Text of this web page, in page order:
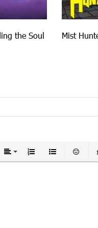
the Soul
Mist
Выравнивание
Нумерованный